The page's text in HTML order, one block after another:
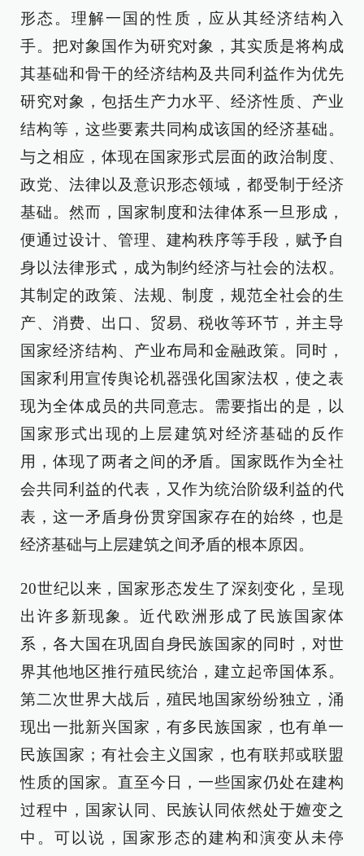
形态。理解一国的性质，应从其经济结构入
手。把对象国作为研究对象，其实质是将构成
其基础和骨干的经济结构及共同利益作为优先
研究对象，包括生产力水平、经济性质、产业
结构等，这些要素共同构成该国的经济基础。
与之相应，体现在国家形式层面的政治制度、
政党、法律以及意识形态领域，都受制于经济
基础。然而，国家制度和法律体系一旦形成，
便通过设计、管理、建构秩序等手段，赋予自
身以法律形式，成为制约经济与社会的法权。
其制定的政策、法规、制度，规范全社会的生
产、消费、出口、贸易、税收等环节，并主导
国家经济结构、产业布局和金融政策。同时，
国家利用宣传舆论机器强化国家法权，使之表
现为全体成员的共同意志。需要指出的是，以
国家形式出现的上层建筑对经济基础的反作
用，体现了两者之间的矛盾。国家既作为全社
会共同利益的代表，又作为统治阶级利益的代
表，这一矛盾身份贯穿国家存在的始终，也是
经济基础与上层建筑之间矛盾的根本原因。
20世纪以来，国家形态发生了深刻变化，呈现
出许多新现象。近代欧洲形成了民族国家体
系，各大国在巩固自身民族国家的同时，对世
界其他地区推行殖民统治，建立起帝国体系。
第二次世界大战后，殖民地国家纷纷独立，涌
现出一批新兴国家，有多民族国家，也有单一
民族国家；有社会主义国家，也有联邦或联盟
性质的国家。直至今日，一些国家仍处在建构
过程中，国家认同、民族认同依然处于嬗变之
中。可以说，国家形态的建构和演变从未停